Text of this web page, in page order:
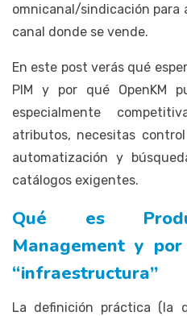
omnicanal/sindicación para
canal donde se vende.
En este post verás qué
PIM y por qué OpenKM
especialmente
atributos, necesitas
automatización y
catálogos exigentes.
Qué es
Management y
“infraestructura”
La definición práctica (la